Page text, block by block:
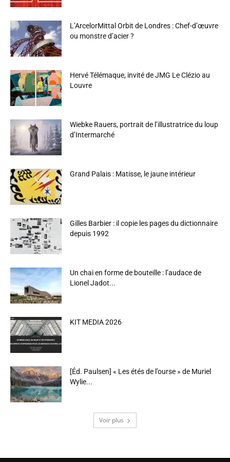
L’ArcelorMittal Orbit de Londres : Chef-d’œuvre
ou monstre d’acier ?
Hervé Télémaque, invité de JMG Le Clézio au
Louvre
Wiebke Rauers, portrait de l’illustratrice du loup
d’Intermarché
Grand Palais : Matisse, le jaune intérieur
Gilles Barbier : il copie les pages du dictionnaire
depuis 1992
Un chai en forme de bouteille : l’audace de
Lionel Jadot...
KIT MEDIA 2026
[Éd. Paulsen] « Les étés de l’ourse » de Muriel
Wylie...
Voir plus